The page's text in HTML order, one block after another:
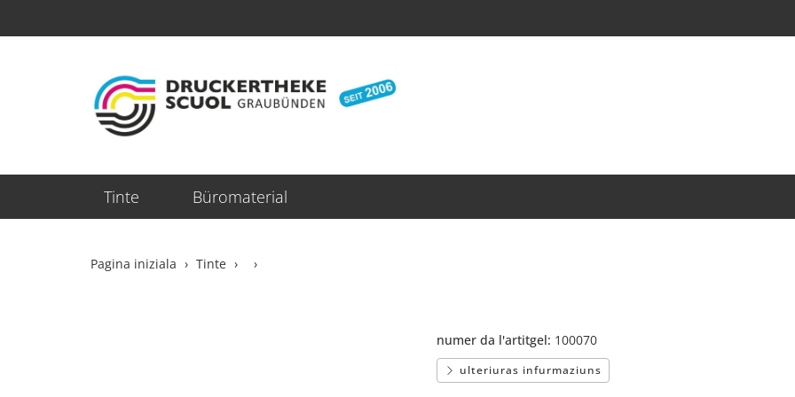
Tinte Büromaterial
Pagina iniziala Tinte
numer da l'artitgel: 100070
ulteriuras infurmaziuns